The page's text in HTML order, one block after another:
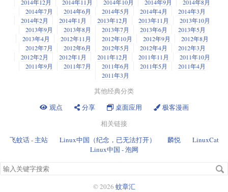
2014年12月
2014年11月 2014年10月 2014年9月
2014年8月
2014年7月
2014年6月 2014年5月 2014年4月
2014年3月
2014年2月
2014年1月 2013年12月 2013年11月
2013年10月
2013年9月
2013年8月 2013年7月 2013年6月
2013年5月
2013年4月
2012年11月 2012年10月 2012年9月
2012年8月
2012年7月
2012年6月 2012年5月 2012年4月
2012年3月
2012年2月
2012年1月 2011年12月 2011年11月
2011年10月
2011年9月
2011年7月 2011年6月 2011年5月
2011年4月
2011年3月
其他经典分类
观点
分享 桌面应用
极客漫画
相关链接
飞蚊话 - 主站
Linux中国（纪念，已无法打开） 麟悦
LinuxCat
Linux中国 - 泡网
搜
© 2026 蚊章汇